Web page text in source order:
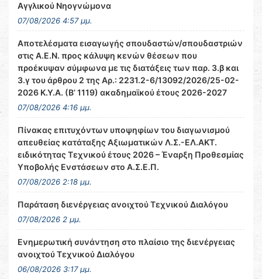
Αγγλικού Νηογνώμονα
07/08/2026 4:57 μμ.
Αποτελέσματα εισαγωγής σπουδαστών/σπουδαστριών
στις Α.Ε.Ν. προς κάλυψη κενών θέσεων που
προέκυψαν σύμφωνα με τις διατάξεις των παρ. 3.β και
3.γ του άρθρου 2 της Αρ.: 2231.2-6/13092/2026/25-02-
2026 Κ.Υ.Α. (Β’ 1119) ακαδημαϊκού έτους 2026-2027
07/08/2026 4:16 μμ.
Πίνακας επιτυχόντων υποψηφίων του διαγωνισμού
απευθείας κατάταξης Αξιωματικών Λ.Σ.-ΕΛ.ΑΚΤ.
ειδικότητας Τεχνικού έτους 2026 – Έναρξη Προθεσμίας
Υποβολής Ενστάσεων στο Α.Σ.Ε.Π.
07/08/2026 2:18 μμ.
Παράταση διενέργειας ανοιχτού Τεχνικού Διαλόγου
07/08/2026 2 μμ.
Ενημερωτική συνάντηση στο πλαίσιο της διενέργειας
ανοιχτού Τεχνικού Διαλόγου
06/08/2026 3:17 μμ.